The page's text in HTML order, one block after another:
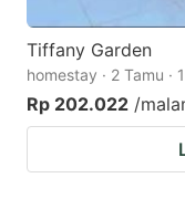
Tiffany Garden
homestay · 2 Tamu ·
Rp 202.022 /